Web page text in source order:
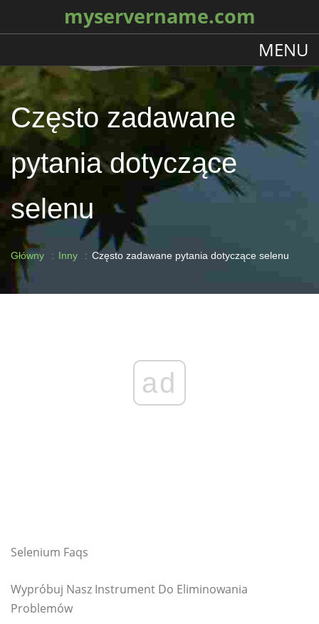
myservername.com
MENU
Często zadawane
pytania dotyczące
selenu
Główny Inny Często zadawane pytania dotyczące selenu
ad
Selenium Faqs
Wypróbuj Nasz Instrument Do Eliminowania
Problemów